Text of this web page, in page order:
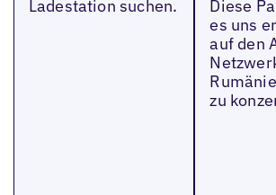
Ladestation suchen.
Diese
es uns
auf den
zu